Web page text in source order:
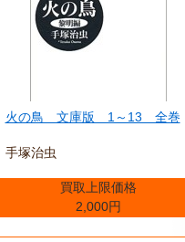
火の鳥 文庫版 1～13 全巻
手塚治虫
買取上限価格
2,000円